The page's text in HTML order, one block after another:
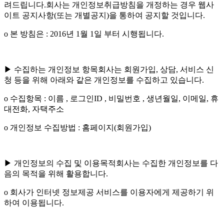
려드립니다.회사는 개인정보취급방침을 개정하는 경우 웹사
이트 공지사항(또는 개별공지)을 통하여 공지할 것입니다.
ο 본 방침은 : 2016년 1월 1일 부터 시행됩니다.
▶ 수집하는 개인정보 항목회사는 회원가입, 상담, 서비스 신
청 등을 위해 아래와 같은 개인정보를 수집하고 있습니다.
ο 수집항목 : 이름 , 로그인ID , 비밀번호 , 생년월일, 이메일, 휴
대전화, 자택주소
ο 개인정보 수집방법 : 홈페이지(회원가입)
▶ 개인정보의 수집 및 이용목적회사는 수집한 개인정보를 다
음의 목적을 위해 활용합니다.
ο 회사가 인터넷 정보제공 서비스를 이용자에게 제공하기 위
하여 이용됩니다.